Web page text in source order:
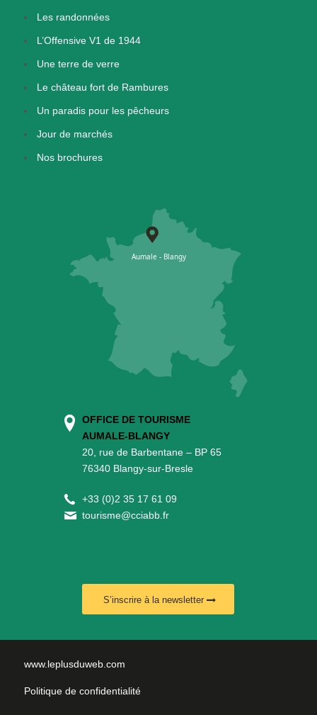
Les randonnées
L’Offensive V1 de 1944
Une terre de verre
Le château fort de Rambures
Un paradis pour les pêcheurs
Jour de marchés
Nos brochures
OFFICE DE TOURISME
AUMALE-BLANGY
20, rue de Barbentane – BP 65
76340 Blangy-sur-Bresle
+33 (0)2 35 17 61 09
tourisme@cciabb.fr
S’inscrire à la newsletter
www.leplusduweb.com
Politique de confidentialité